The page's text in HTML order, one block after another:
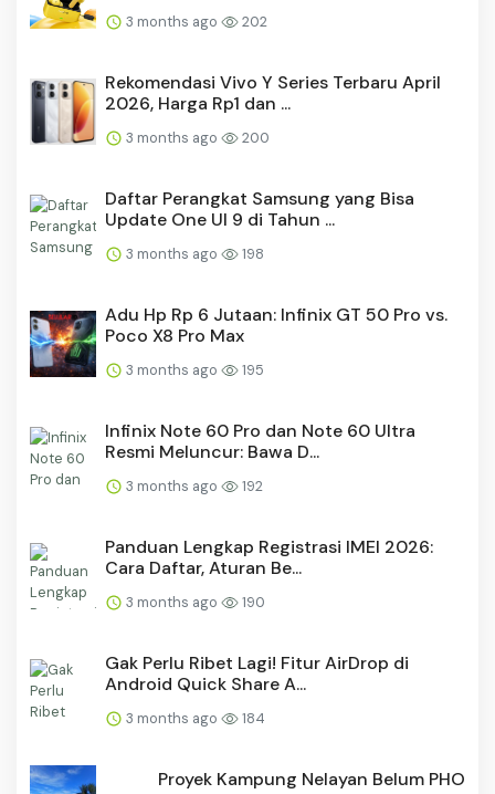
3 months ago 202
Rekomendasi Vivo Y Series Terbaru April
2026, Harga Rp1 dan ...
3 months ago 200
Daftar Perangkat Samsung yang Bisa
Update One UI 9 di Tahun ...
3 months ago 198
Adu Hp Rp 6 Jutaan: Infinix GT 50 Pro vs.
Poco X8 Pro Max
3 months ago 195
Infinix Note 60 Pro dan Note 60 Ultra
Resmi Meluncur: Bawa D...
3 months ago 192
Panduan Lengkap Registrasi IMEI 2026:
Cara Daftar, Aturan Be...
3 months ago 190
Gak Perlu Ribet Lagi! Fitur AirDrop di
Android Quick Share A...
3 months ago 184
Proyek Kampung Nelayan Belum PHO